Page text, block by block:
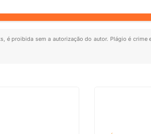
é proibida sem a autorização do autor. Plágio é crime